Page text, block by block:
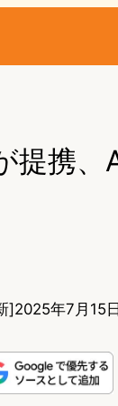
提携、
]2025年7月15